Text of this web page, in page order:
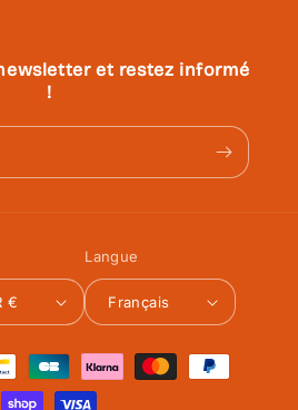
et restez informé
!
France | EUR €
Langue
Français